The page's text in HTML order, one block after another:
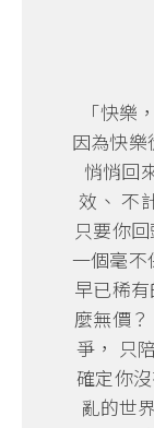
「快樂
因為快樂
悄悄回
效、 不
只要你
一個毫不
早已稀
麼無價
爭， 只
確定你
亂的世